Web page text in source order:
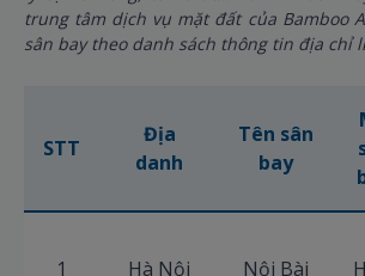
trung tâm dịch vụ mặt đất của Bamboo
sân bay theo danh sách thông tin địa chỉ
STT
Địa
danh
Tên sân
bay
1 Hà Nội Nội Bài